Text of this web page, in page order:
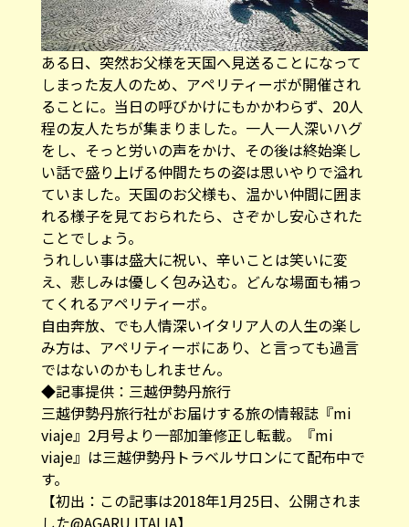
ある日、突然お父様を天国へ見送ることになって
しまった友人のため、アペリティーボが開催され
ることに。当日の呼びかけにもかかわらず、20人
程の友人たちが集まりました。一人一人深いハグ
をし、そっと労いの声をかけ、その後は終始楽し
い話で盛り上げる仲間たちの姿は思いやりで溢れ
ていました。天国のお父様も、温かい仲間に囲ま
れる様子を見ておられたら、さぞかし安心された
ことでしょう。
うれしい事は盛大に祝い、辛いことは笑いに変
え、悲しみは優しく包み込む。どんな場面も補っ
てくれるアペリティーボ。
自由奔放、でも人情深いイタリア人の人生の楽し
み方は、アペリティーボにあり、と言っても過言
ではないのかもしれません。
◆記事提供：三越伊勢丹旅行
三越伊勢丹旅行社がお届けする旅の情報誌『mi
viaje』2月号より一部加筆修正し転載。『mi
viaje』は三越伊勢丹トラベルサロンにて配布中で
す。
【初出：この記事は2018年1月25日、公開されま